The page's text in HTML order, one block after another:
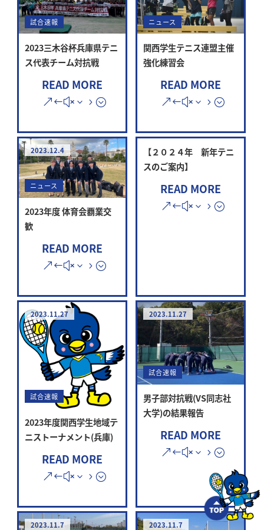
試合速報
2023三木谷杯兵庫県テニ
ス代表チーム対抗戦
READ MORE
ニュース
関西学生テニス連盟主催
強化練習会
READ MORE
2023.12.4
ニュース
2023年度 体育会覇業交
歓
READ MORE
【２０２４年 新年テニ
スのご案内】
READ MORE
2023.11.27
試合速報
2023年度関西学生地域テ
ニストーナメント(兵庫)
READ MORE
2023.11.27
試合速報
男子部対抗戦(VS同志社
大学)の結果報告
READ MORE
2023.11.7 2023.11.7